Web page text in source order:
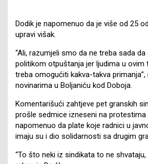
Dodik je napomenuo da je više od 25
upravi višak.
“Ali, razumjeli smo da ne treba sada
politikom otpuštanja jer ljudima u ovim
treba omogućiti kakva-takva primanja”,
novinarima u Boljaniću kod Doboja.
Komentarišući zahtjeve pet granskih
prošle sedmice izneseni na protestima
napomenuo da plate koje radnici u
imaju su i dio solidarnosti sa drugim
“To što neki iz sindikata to ne